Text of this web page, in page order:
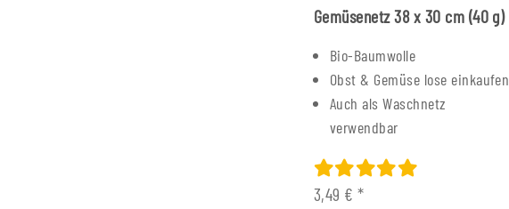
Gemüsenetz 38 x 30 cm (40 g)
Bio-Baumwolle
Obst & Gemüse lose einkaufen
Auch als Waschnetz
verwendbar
3,49 €*